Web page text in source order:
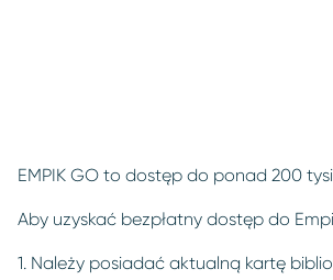
EMPIK GO to dostęp do ponad 200
Aby uzyskać bezpłatny dostęp do
1. Należy posiadać aktualną kartę